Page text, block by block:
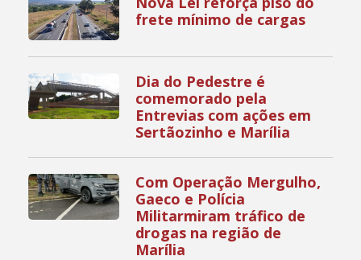
frete mínimo de cargas
Dia do Pedestre é
comemorado pela
Entrevias com ações em
Sertãozinho e Marília
Com Operação Mergulho,
Gaeco e Polícia
Militarmiram tráfico de
drogas na região de
Marília